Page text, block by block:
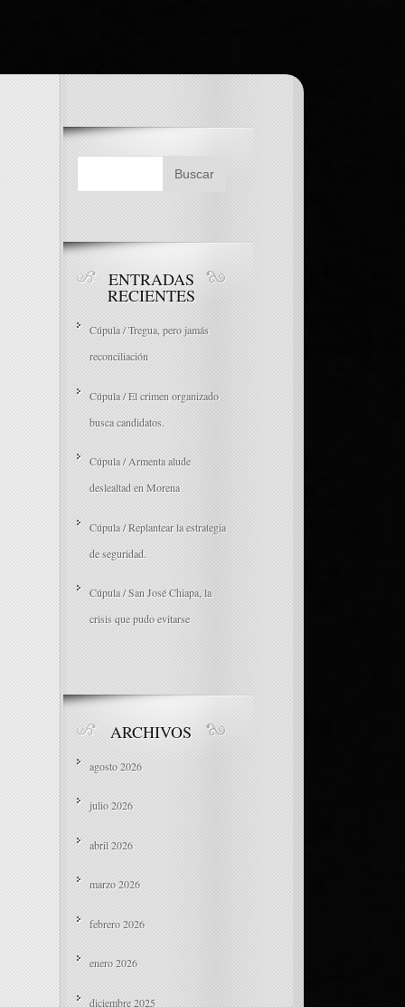
ENTRADAS
RECIENTES
Cúpula / Tregua, pero jamás
reconciliación
Cúpula / El crimen organizado
busca candidatos.
Cúpula / Armenta alude
deslealtad en Morena
Cúpula / Replantear la estrategia
de seguridad.
Cúpula / San José Chiapa, la
crisis que pudo evitarse
ARCHIVOS
agosto 2026
julio 2026
abril 2026
marzo 2026
febrero 2026
enero 2026
diciembre 2025